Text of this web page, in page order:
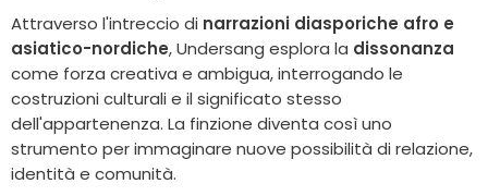
Attraverso l'intreccio di narrazioni diasporiche afro e
asiatico-nordiche, Undersang esplora la dissonanza
come forza creativa e ambigua, interrogando le
costruzioni culturali e il significato stesso
dell'appartenenza. La finzione diventa così uno
strumento per immaginare nuove possibilità di relazione,
identità e comunità.